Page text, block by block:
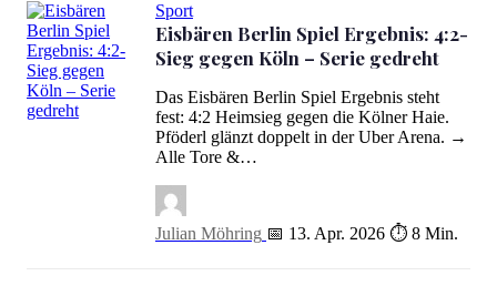
Eisbären Berlin Spiel Ergebnis: 4:2-Sieg gegen Köln – Serie
Sport
Eisbären Berlin Spiel Ergebnis: 4:2-
Sieg gegen Köln – Serie gedreht
Das Eisbären Berlin Spiel Ergebnis steht
fest: 4:2 Heimsieg gegen die Kölner Haie.
Pföderl glänzt doppelt in der Uber Arena. →
Alle Tore &…
Julian Möhring 📅 13. Apr. 2026 ⏱ 8 Min.